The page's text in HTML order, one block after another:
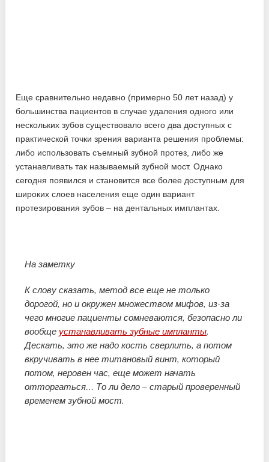
Еще сравнительно недавно (примерно 50 лет назад) у
большинства пациентов в случае удаления одного или
нескольких зубов существовало всего два доступных с
практической точки зрения варианта решения проблемы:
либо использовать съемный зубной протез, либо же
устанавливать так называемый зубной мост. Однако
сегодня появился и становится все более доступным для
широких слоев населения еще один вариант
протезирования зубов – на дентальных имплантах.
На заметку
К слову сказать, метод все еще не только
дорогой, но и окружен множеством мифов, из-за
чего многие пациенты сомневаются, безопасно ли
вообще устанавливать зубные импланты.
Дескать, это же надо кость сверлить, а потом
вкручивать в нее титановый винт, который
потом, неровен час, еще может начать
отторгаться… То ли дело – старый проверенный
временем зубной мост.